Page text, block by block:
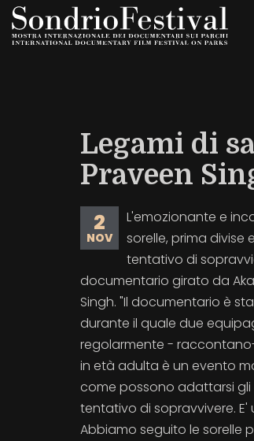
Salta
Legami di
Praveen
2
NOV
L'emozionante e
sorelle, prima divise
tentativo di
documentario girato da
Singh. "Il documentario è
durante il quale due
regolarmente -
in età adulta è un evento
come possono adattarsi gli
tentativo di sopravvivere.
Abbiamo seguito le sorelle